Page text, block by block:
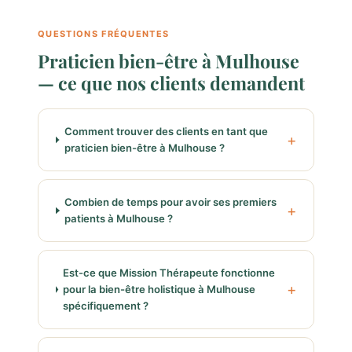
QUESTIONS FRÉQUENTES
Praticien bien-être à Mulhouse
— ce que nos clients demandent
Comment trouver des clients en tant que
praticien bien-être à Mulhouse ?
Combien de temps pour avoir ses premiers
patients à Mulhouse ?
Est-ce que Mission Thérapeute fonctionne
pour la bien-être holistique à Mulhouse
spécifiquement ?